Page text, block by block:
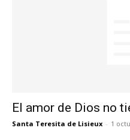
El amor de Dios no
Santa Teresita de Lisieux - 1